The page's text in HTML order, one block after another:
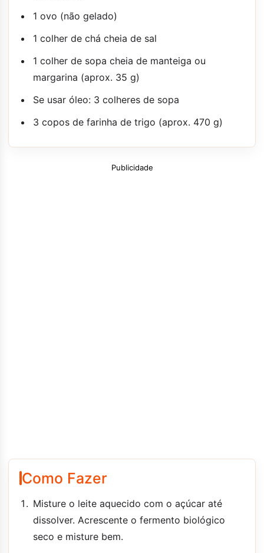
1 ovo (não gelado)
1 colher de chá cheia de sal
1 colher de sopa cheia de manteiga ou
margarina (aprox. 35 g)
Se usar óleo: 3 colheres de sopa
3 copos de farinha de trigo (aprox. 470 g)
Publicidade
Como Fazer
Misture o leite aquecido com o açúcar até
dissolver. Acrescente o fermento biológico
seco e misture bem.